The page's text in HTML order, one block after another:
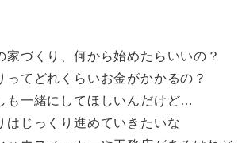
家づくり、何から始めたらいいの？
ってどれくらいお金がかかるの？
も一緒にしてほしいんだけど…
はじっくり進めていきたいな